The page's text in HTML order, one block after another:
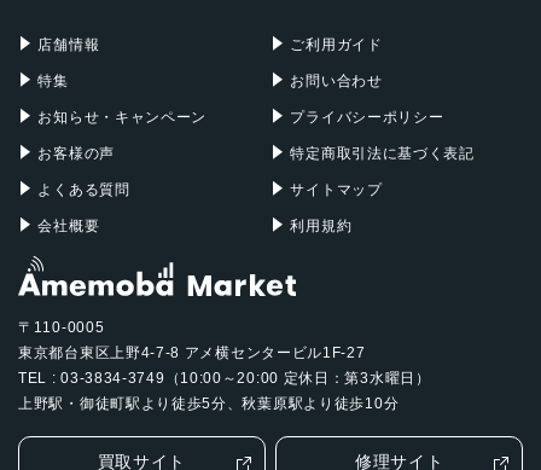
店舗情報
特集
お知らせ・キャンペーン
お客様の声
よくある質問
会社概要
ご利用ガイド
お問い合わせ
プライバシーポリシー
特定商取引法に基づく表記
サイトマップ
利用規約
〒110-0005
東京都台東区上野4-7-8 アメ横センタービル1F-27
TEL : 03-3834-3749（10:00～20:00 定休日：第3水曜日）
上野駅・御徒町駅より徒歩5分、秋葉原駅より徒歩10分
買取サイト 修理サイト